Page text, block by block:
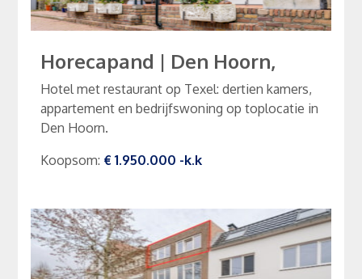
Horecapand | Den Hoorn,
Hotel met restaurant op Texel: dertien kamers,
appartement en bedrijfswoning op toplocatie in
Den Hoorn.
Koopsom: € 1.950.000 -k.k